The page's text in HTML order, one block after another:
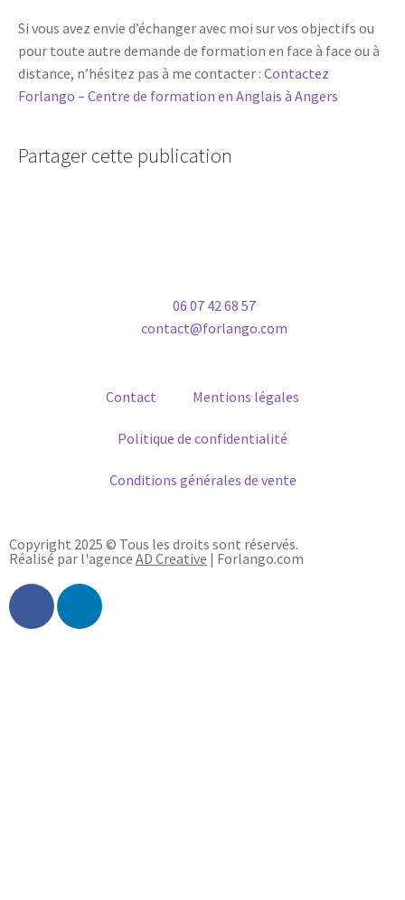
Si vous avez envie d’échanger avec moi sur vos objectifs ou
pour toute autre demande de formation en face à face ou à
distance, n’hésitez pas à me contacter : Contactez
Forlango – Centre de formation en Anglais à Angers
Partager cette publication
06 07 42 68 57
contact@forlango.com
Contact Mentions légales
Politique de confidentialité
Conditions générales de vente
Copyright 2025 © Tous les droits sont réservés.
Réalisé par l'agence AD Creative | Forlango.com